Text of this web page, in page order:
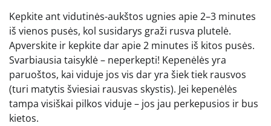
Kepkite ant vidutinės-aukštos ugnies apie 2–3 minutes
iš vienos pusės, kol susidarys graži rusva plutelė.
Apverskite ir kepkite dar apie 2 minutes iš kitos pusės.
Svarbiausia taisyklė – neperkepti! Kepenėlės yra
paruoštos, kai viduje jos vis dar yra šiek tiek rausvos
(turi matytis šviesiai rausvas skystis). Jei kepenėlės
tampa visiškai pilkos viduje – jos jau perkepusios ir bus
kietos.